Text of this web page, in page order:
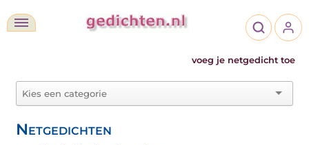
voeg je netgedicht toe
Netgedichten